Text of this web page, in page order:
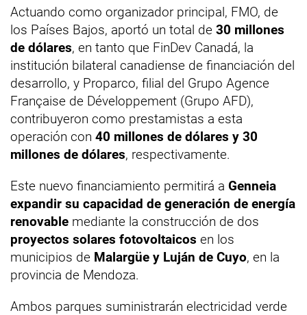
Actuando como organizador principal, FMO, de
los Países Bajos, aportó un total de 30 millones
de dólares, en tanto que FinDev Canadá, la
institución bilateral canadiense de financiación del
desarrollo, y Proparco, filial del Grupo Agence
Française de Développement (Grupo AFD),
contribuyeron como prestamistas a esta
operación con 40 millones de dólares y 30
millones de dólares, respectivamente.
Este nuevo financiamiento permitirá a Genneia
expandir su capacidad de generación de energía
renovable mediante la construcción de dos
proyectos solares fotovoltaicos en los
municipios de Malargüe y Luján de Cuyo, en la
provincia de Mendoza.
Ambos parques suministrarán electricidad verde